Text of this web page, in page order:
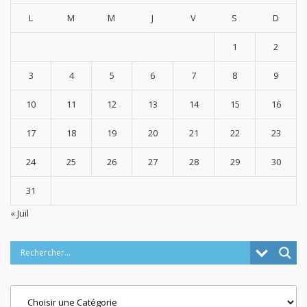
L M M J V S D
1 2
3 4 5 6 7 8 9
10 11 12 13 14 15 16
17 18 19 20 21 22 23
24 25 26 27 28 29 30
31
« Juil